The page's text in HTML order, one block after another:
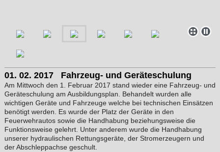
01. 02. 2017 Fahrzeug- und Geräteschulung
Am Mittwoch den 1. Februar 2017 stand wieder eine Fahrzeug- und
Geräteschulung am Ausbildungsplan. Behandelt wurden alle
wichtigen Geräte und Fahrzeuge welche bei technischen Einsätzen
benötigt werden. Es wurde der Platz der Geräte in den
Feuerwehrautos sowie die Handhabung beziehungsweise die
Funktionsweise gelehrt. Unter anderem wurde die Handhabung
unserer hydraulischen Rettungsgeräte, der Stromerzeugern und
der Abschleppachse geschult.